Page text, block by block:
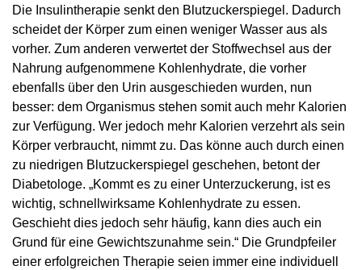
Die Insulintherapie senkt den Blutzuckerspiegel. Dadurch
scheidet der Körper zum einen weniger Wasser aus als
vorher. Zum anderen verwertet der Stoffwechsel aus der
Nahrung aufgenommene Kohlenhydrate, die vorher
ebenfalls über den Urin ausgeschieden wurden, nun
besser: dem Organismus stehen somit auch mehr Kalorien
zur Verfügung. Wer jedoch mehr Kalorien verzehrt als sein
Körper verbraucht, nimmt zu. Das könne auch durch einen
zu niedrigen Blutzuckerspiegel geschehen, betont der
Diabetologe. „Kommt es zu einer Unterzuckerung, ist es
wichtig, schnellwirksame Kohlenhydrate zu essen.
Geschieht dies jedoch sehr häufig, kann dies auch ein
Grund für eine Gewichtszunahme sein.“ Die Grundpfeiler
einer erfolgreichen Therapie seien immer eine individuell